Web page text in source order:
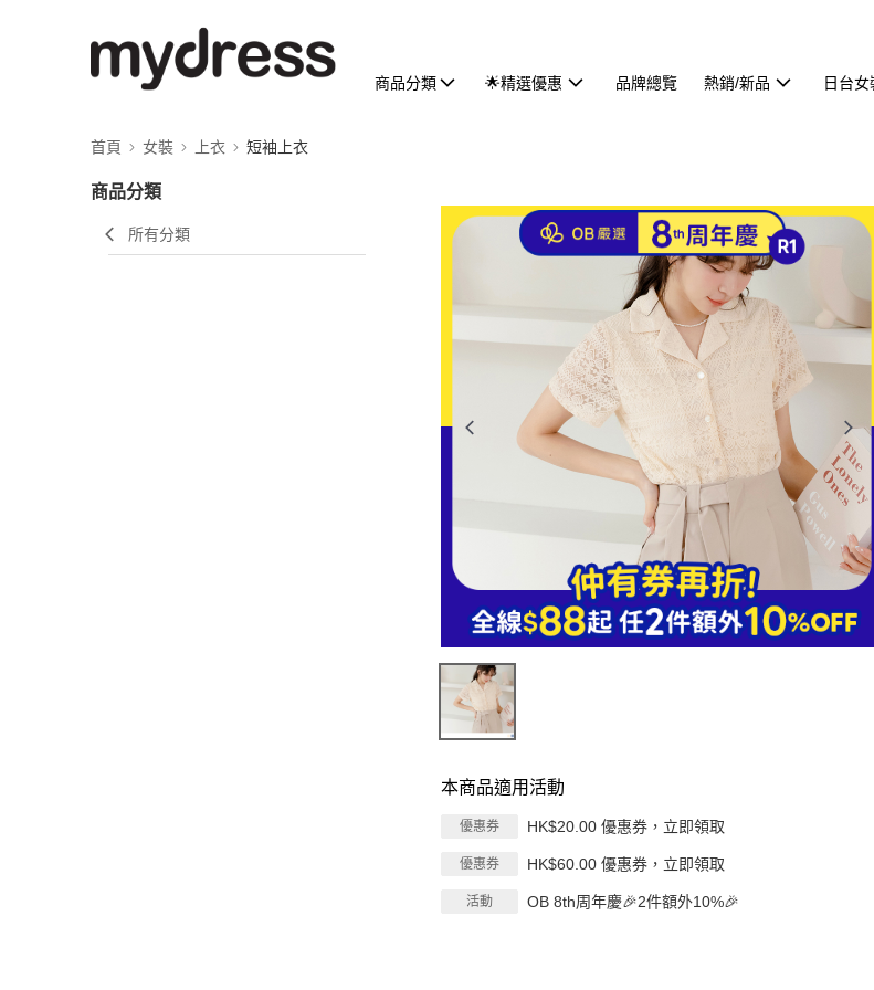
商品分類 🌟精選優惠 品牌總覽 熱銷/新品 日台女
首頁 女裝 上衣 短袖上衣
商品分類
所有分類
本商品適用活動
優惠券 HK$20.00 優惠券，立即領取
優惠券 HK$60.00 優惠券，立即領取
活動 OB 8th周年慶🎉2件額外10%🎉